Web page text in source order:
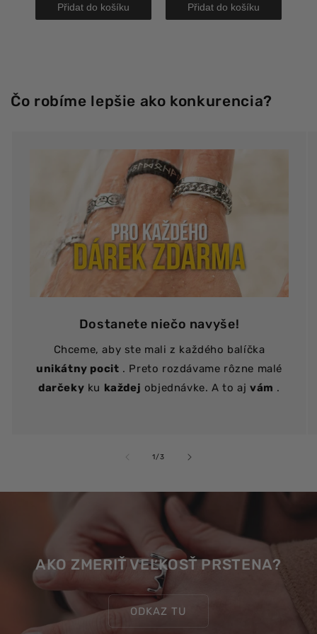
Přidat do košíku Přidat do košíku
Čo robíme lepšie ako konkurencia?
Dostanete niečo navyše!
Chceme, aby ste mali z každého balíčka
unikátny pocit . Preto rozdávame rôzne malé
darčeky ku každej objednávke. A to aj vám .
1/z3
AKO ZMERIŤ VEĽKOSŤ PRSTENA?
ODKAZ TU